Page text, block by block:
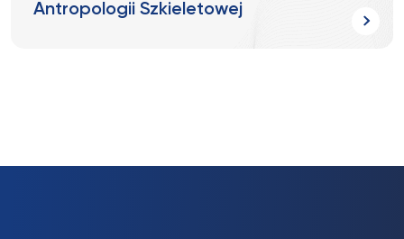
Antropologii Szkieletowej